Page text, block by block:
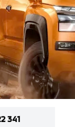
341